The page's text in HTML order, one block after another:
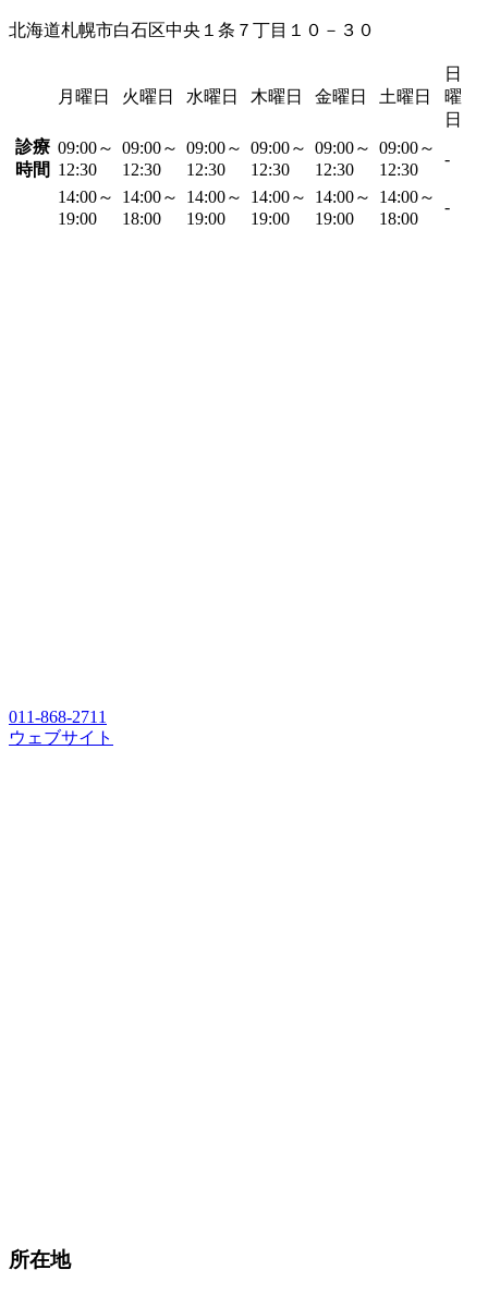
北海道札幌市白石区中央１条７丁目１０－３０
月曜日 火曜日 水曜日 木曜日 金曜日 土曜日
日
曜
日
診療
時間
09:00～
12:30
09:00～
12:30
09:00～
12:30
09:00～
12:30
09:00～
12:30
09:00～
12:30
-
14:00～
19:00
14:00～
18:00
14:00～
19:00
14:00～
19:00
14:00～
19:00
14:00～
18:00
-
011-868-2711
ウェブサイト
所在地